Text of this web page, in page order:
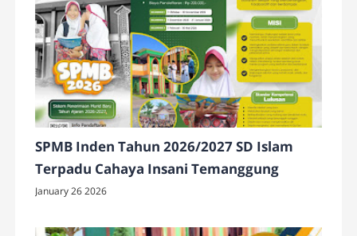
SPMB Inden Tahun 2026/2027 SD Islam
Terpadu Cahaya Insani Temanggung
January 26 2026